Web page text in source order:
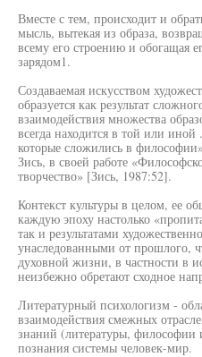
Вместе с тем, происходит и
мысль, вытекая из образа,
всему его строению и обогащая
зарядом1.
Создаваемая искусством
образуется как результат
взаимодействия множества
всегда находится в той или
которые сложились в
Зись, в своей работе
творчество» [Зись, 1987:52].
Контекст культуры в целом, ее
каждую эпоху настолько
так и результатами
унаследованными от прошлого,
духовной жизни, в частности в
неизбежно обретают сходное
Литературный психологизм -
взаимодействия смежных
знаний (литературы, философии
познания системы человек-мир.